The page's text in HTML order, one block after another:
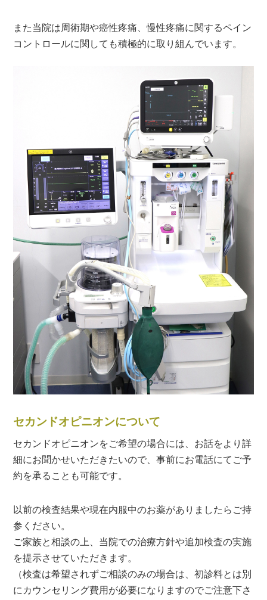
また当院は周術期や癌性疼痛、慢性疼痛に関するペイン
コントロールに関しても積極的に取り組んでいます。
セカンドオピニオンについて
セカンドオピニオンをご希望の場合には、お話をより詳
細にお聞かせいただきたいので、事前にお電話にてご予
約を承ることも可能です。
以前の検査結果や現在内服中のお薬がありましたらご持
参ください。
ご家族と相談の上、当院での治療方針や追加検査の実施
を提示させていただきます。
（検査は希望されずご相談のみの場合は、初診料とは別
にカウンセリング費用が必要になりますのでご注意下さ